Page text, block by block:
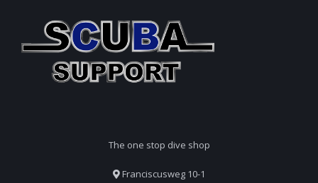
The one stop dive shop
Franciscusweg 10-1